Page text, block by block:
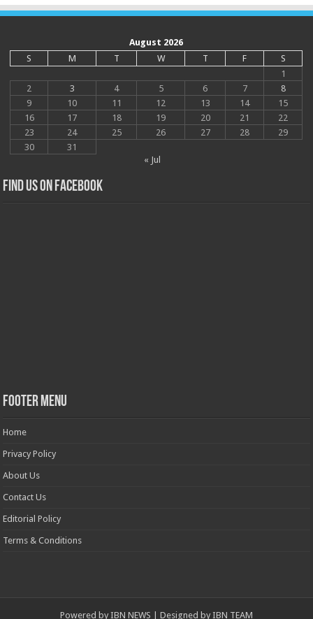
August 2026
S
M T W T F
S
1
2
3 4 5 6 7
8
9
10 11 12 13 14
15
16
17 18 19 20 21
22
23
24 25 26 27 28
29
30
31
« Jul
Find us on Facebook
Footer Menu
Home
Privacy Policy
About Us
Contact Us
Editorial Policy
Terms & Conditions
Powered by IBN NEWS | Designed by IBN TEAM